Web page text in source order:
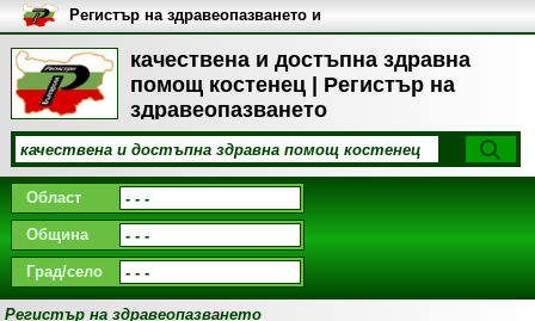
качествена и достъпна здравна
помощ костенец | Регистър на
здравеопазването
Регистър на здравеопазването и
медицинските заведения в
България
Област
Община
Град/село
Регистър на здравеопазването